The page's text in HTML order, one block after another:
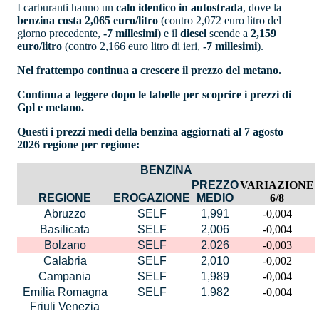
I carburanti hanno un calo identico in autostrada, dove la
benzina costa 2,065 euro/litro (contro 2,072 euro litro del
giorno precedente, -7 millesimi) e il diesel scende a 2,159
euro/litro (contro 2,166 euro litro di ieri, -7 millesimi).
Nel frattempo continua a crescere il prezzo del metano.
Continua a leggere dopo le tabelle per scoprire i prezzi di
Gpl e metano.
Questi i prezzi medi della benzina aggiornati al 7 agosto
2026 regione per regione:
BENZINA
REGIONE EROGAZIONE
PREZZO
MEDIO
VARIAZIONE
6/8
Abruzzo
SELF 1,991
-0,004
Basilicata
SELF 2,006
-0,004
Bolzano
SELF 2,026
-0,003
Calabria
SELF 2,010
-0,002
Campania
SELF 1,989
-0,004
Emilia Romagna
SELF 1,982
-0,004
Friuli Venezia